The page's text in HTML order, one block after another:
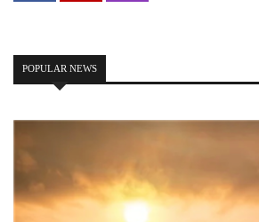
POPULAR NEWS